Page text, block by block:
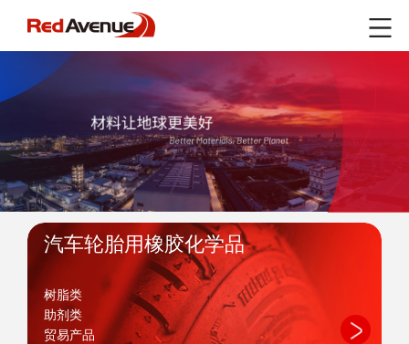
汽车轮胎用橡胶化学品
树脂类
助剂类
贸易产品